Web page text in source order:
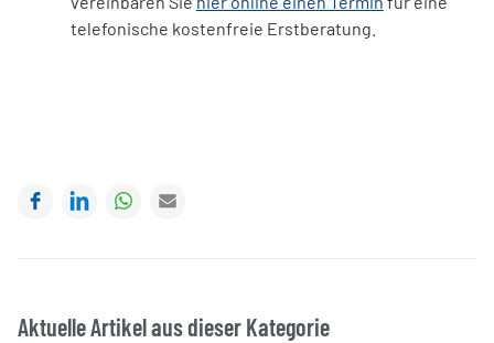
telefonische kostenfreie Erstberatung.
FacebookLinkedInWhatsApp
Aktuelle Artikel aus dieser Kategorie